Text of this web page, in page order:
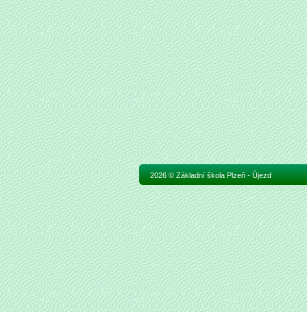
2026 © Základní škola Plzeň - Újezd